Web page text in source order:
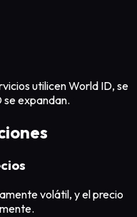
utilicen World ID, se
se expandan.
volátil, y el precio